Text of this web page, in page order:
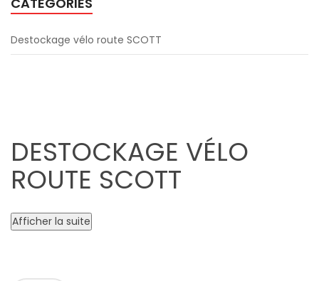
Destockage vélo route SCOTT
DESTOCKAGE VÉLO
ROUTE SCOTT
Afficher la suite